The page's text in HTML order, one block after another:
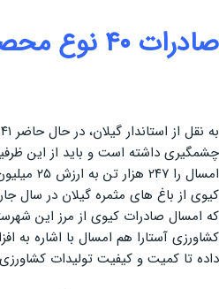
صادرات ۴۰ نوع محصول کشاورزی و روند رو به رشد آن
داده تا کمیت و کیفیت تولیدات